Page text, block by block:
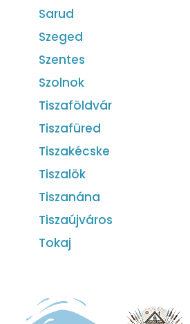
Sarud
Szeged
Szentes
Szolnok
Tiszaföldvár
Tiszafüred
Tiszakécske
Tiszalök
Tiszanána
Tiszaújváros
Tokaj